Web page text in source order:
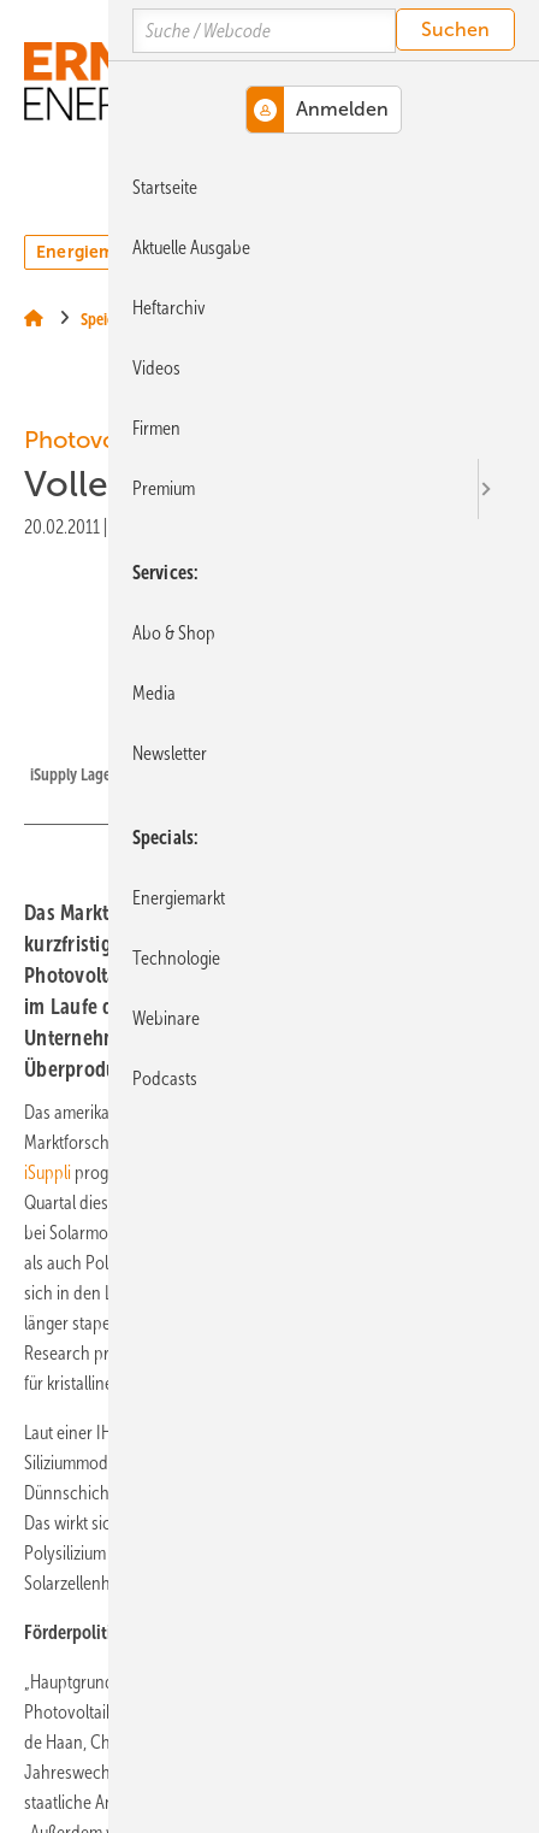
Hauptinhalt
Hauptmenü
SiteSearch
Energiemarkt Technologie
Speicher
Photovoltaik / Markt
Volle Lager in Modulfabriken
20.02.2011
iSupply Lagerhaltung 2011
Das Marktforschungsunternehmen IHS iSuppli sagt
kurzfristig hohe Lagerbestände bei
Photovoltaikherstellern voraus. Die Nachfrage zieht aber
im Laufe des Jahres wieder an. Ostasiatische
Unternehmen drängen in den Markt und heizen die
Überproduktion an.
Das amerikanische
Marktforschungsunternehmen
iSuppli prognostiziert für das erste
Quartal dieses Jahres sinkende Absätze
bei Solarmodulen. Sowohl Dünnschicht-
als auch Polysiliziummodule werden
sich in den Lagern der Produzenten
länger stapeln als bisher. Die Marktforscher des britischen IMS
Research prognostizierte bereits einen Preisverfall um sieben Prozent
für kristalline Siliziummodule in diesem Jahr.
Laut einer IHS-Studie wird sich die Lagerzeit bei kristallinen
Siliziummodulen um 22,9 Prozent von 37 auf 48 Tage und von
Dünnschichtmodulen um 21,4 Prozent von 32 auf 41 Tage verlängern.
Das wirkt sich etwas moderater auch auf die Zulieferer aus. Sowohl
Polysilizium als auch Materialien für die Wafer- und
Solarzellenherstellung liegen in im ersten Quartal länger im Lager.
Förderpolitik und schlechtes Wetter drücken Nachfrage
„Hauptgrund für die großen Lagerbestände ist, dass der
Photovoltaikmarkt von der Förderpolitik bestimmt wird“, sagt Stefan
de Haan, Chefanalyst für Photovoltaik bei IHS. Da viele Länder zum
Jahreswechsel die Einspeisevergütungen gekürzt haben, ließ der
staatliche Anreiz nach, neue Anlagen zu Jahresbeginn zu installieren.
Search
Startseite
Aktuelle Ausgabe
Heftarchiv
Videos
Firmen
Premium
Services
Abo & Shop
Media
Newsletter
Specials
Energiemarkt
Technologie
Webinare
Podcasts